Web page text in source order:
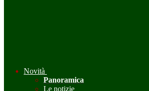
Novità
Panoramica
Le notizie